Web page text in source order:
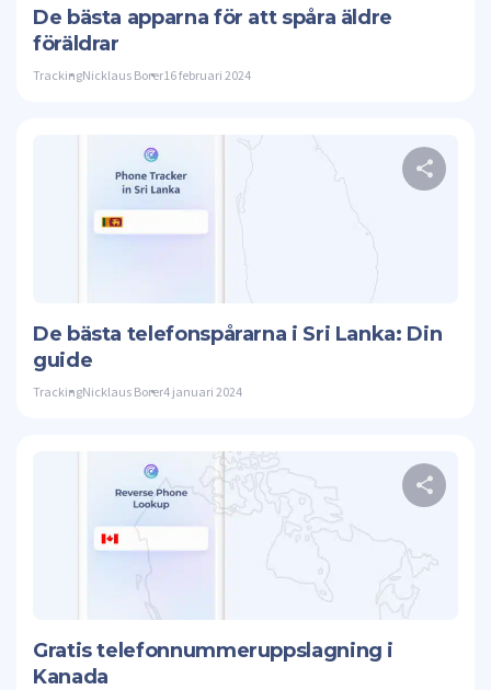
De bästa apparna för att spåra äldre
föräldrar
TrackingNicklaus Borer16 februari 2024
De bästa telefonspårarna i Sri Lanka: Din
guide
TrackingNicklaus Borer4 januari 2024
Gratis telefonnummeruppslagning i
Kanada